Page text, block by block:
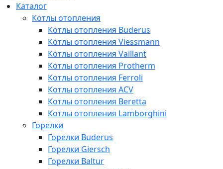
Каталог
Котлы отопления
Котлы отопления Buderus
Котлы отопления Viessmann
Котлы отопления Vaillant
Котлы отопления Protherm
Котлы отопления Ferroli
Котлы отопления ACV
Котлы отопления Beretta
Котлы отопления Lamborghini
Горелки
Горелки Buderus
Горелки Giersch
Горелки Baltur